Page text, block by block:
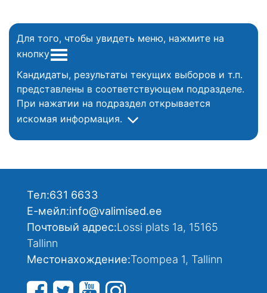
Для того, чтобы увидеть меню, нажмите на
кнопку
Кандидаты, результаты текущих выборов и т.п.
представлены в соответствующем подразделе.
При нажатии на подраздел открывается
искомая информация.
Тел:631 6633
Е-мейл:info@valimised.ee
Почтовый адрес:Lossi plats 1a, 15165
Tallinn
Местонахождение:Toompea 1, Tallinn